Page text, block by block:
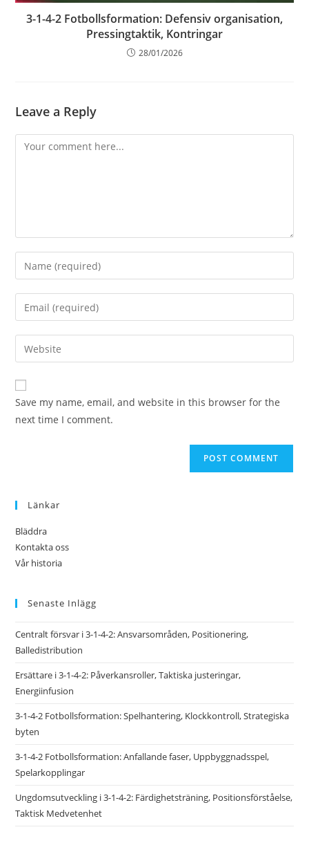
3-1-4-2 Fotbollsformation: Defensiv organisation,
Pressingtaktik, Kontringar
28/01/2026
Leave a Reply
Comment
Enter
your
name
comment
Enter
your
email
address
comment
Enter
your
website
URL
(optional)
Save my name, email, and website in this browser for the
next time I comment.
Länkar
Bläddra
Kontakta oss
Vår historia
Senaste Inlägg
Centralt försvar i 3-1-4-2: Ansvarsområden, Positionering,
Balledistribution
Ersättare i 3-1-4-2: Påverkansroller, Taktiska justeringar,
Energiinfusion
3-1-4-2 Fotbollsformation: Spelhantering, Klockkontroll, Strategiska
byten
3-1-4-2 Fotbollsformation: Anfallande faser, Uppbyggnadsspel,
Spelarkopplingar
Ungdomsutveckling i 3-1-4-2: Färdighetsträning, Positionsförståelse,
Taktisk Medvetenhet